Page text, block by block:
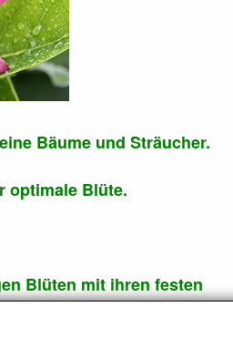
Bäume und Sträucher.
optimale Blüte.
Blüten mit ihren festen
getrockneten Blätter und
oder getrocknet, bricht oder